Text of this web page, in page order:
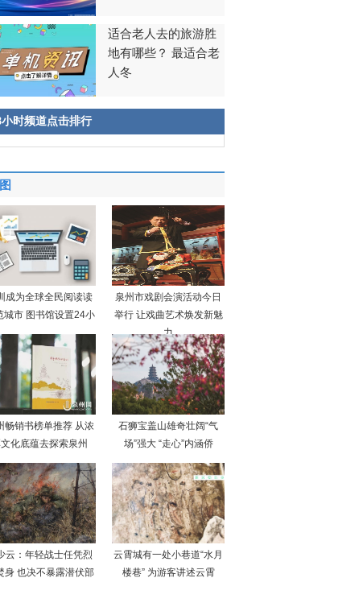
适合老人去的旅游胜
地有哪些？ 最适合老
人冬
小时频道点击排行
成为全球全民阅读读
城市 图书馆设置24小
泉州市戏剧会演活动今日
举行 让戏曲艺术焕发新魅
力
畅销书榜单推荐 从浓
化底蕴去探索泉州
石狮宝盖山雄奇壮阔“气
场”强大 “走心”内涵侨
云：年轻战士任凭烈
身 也决不暴露潜伏部
云霄城有一处小巷道“水月
楼巷” 为游客讲述云霄